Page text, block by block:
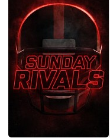
Wild West Survival